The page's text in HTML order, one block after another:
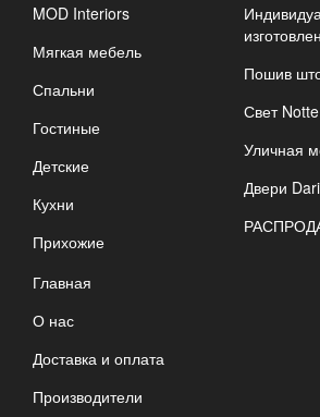
MOD Interiors
Мягкая мебель
Спальни
Гостиные
Детские
Кухни
Прихожие
Пошив
Свет
Уличная
Двери
Главная
О нас
Доставка и оплата
Производители